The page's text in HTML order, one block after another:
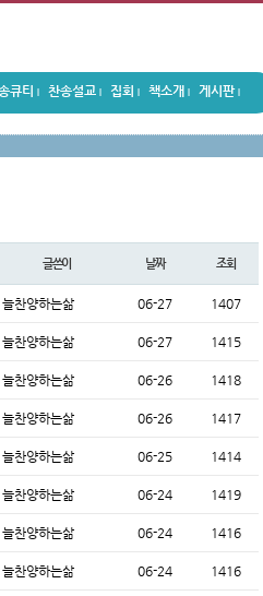
큐티 찬송설교 집회 책소개 게시판
글쓴이 날짜 조회
늘찬양하는삶 06-27 1407
늘찬양하는삶 06-27 1415
늘찬양하는삶 06-26 1418
늘찬양하는삶 06-26 1417
늘찬양하는삶 06-25 1414
늘찬양하는삶 06-24 1419
늘찬양하는삶 06-24 1416
늘찬양하는삶 06-24 1416